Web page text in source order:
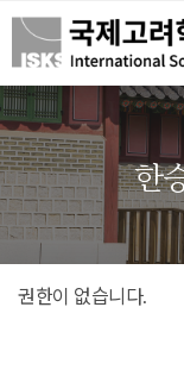
한
권한이 없습니다.